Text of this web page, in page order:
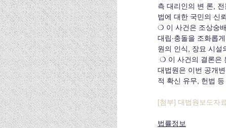
측 대리인의 변 론,
법에 대한 국민의 신
❍ 이 사건은 조상숭
대립·충돌을 조화롭
원의 인식, 장묘 시설
대법원은 이번 공개
적 확신 유무, 헌법
[첨부] 대법원보도자료
법률정보